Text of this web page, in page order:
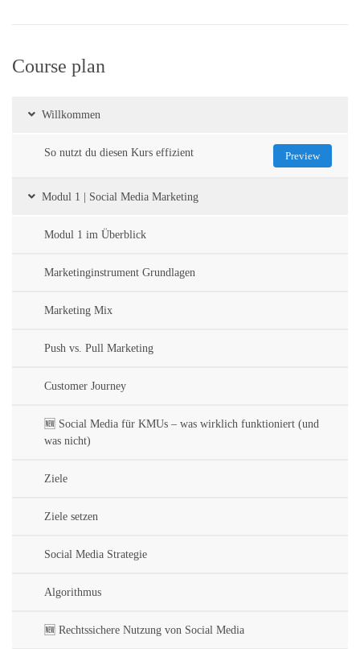
Course plan
Willkommen
So nutzt du diesen Kurs effizient Preview
Modul 1 | Social Media Marketing
Modul 1 im Überblick
Marketinginstrument Grundlagen
Marketing Mix
Push vs. Pull Marketing
Customer Journey
🆕 Social Media für KMUs – was wirklich funktioniert (und
was nicht)
Ziele
Ziele setzen
Social Media Strategie
Algorithmus
🆕 Rechtssichere Nutzung von Social Media